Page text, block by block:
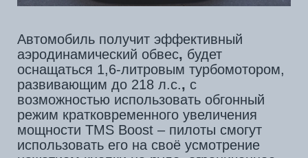
Публичный дебют автомобиля состоялся
международного экономического форума,
а широкий круг автомобильных
энтузиастов сможет познакомиться с
новейшейLADA Iskra TMSпоближе в
начале сентября на Фестивале
технических видов спорта в Москве.
В дебютном сезоне-2027 запланировано
пять этапов на лучших автодромах
России – в рамках каждого гоночного уик-
энда будет проводиться по две гонки, по